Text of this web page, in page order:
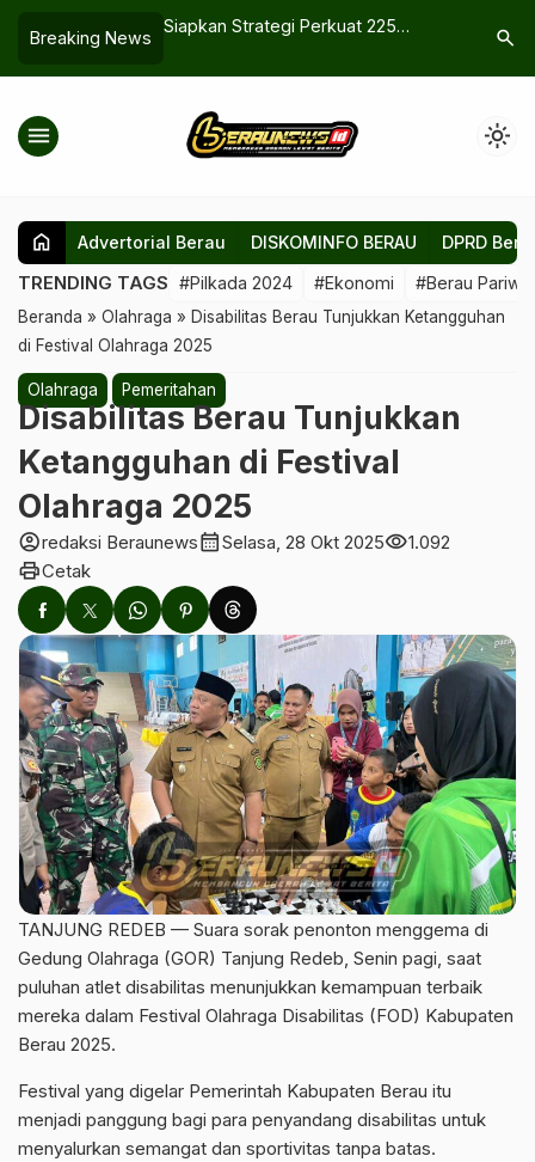
Breaking News
Rencana SPBN
Siapkan Strategi Perkuat 225
Aliansi
Dugaan
search
menu light_mode
home Advertorial Berau DISKOMINFO BERAU DPRD
TRENDING TAGS #Pilkada 2024 #Ekonomi #Berau
Beranda » Olahraga » ‎Disabilitas Berau Tunjukkan Ketangguhan
di Festival Olahraga 2025
Olahraga Pemeritahan
‎Disabilitas Berau Tunjukkan
Ketangguhan di Festival
Olahraga 2025
account_circleredaksi Beraunewscalendar_monthSelasa, 28 Okt 2025visibility1.092
printCetak
‎TANJUNG REDEB — Suara sorak penonton menggema di
Gedung Olahraga (GOR) Tanjung Redeb, Senin pagi, saat
puluhan atlet disabilitas menunjukkan kemampuan terbaik
mereka dalam Festival Olahraga Disabilitas (FOD) Kabupaten
Berau 2025.
‎Festival yang digelar Pemerintah Kabupaten Berau itu
menjadi panggung bagi para penyandang disabilitas untuk
menyalurkan semangat dan sportivitas tanpa batas.